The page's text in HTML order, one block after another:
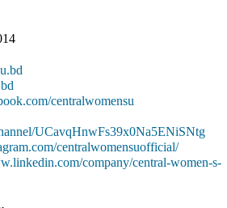
centralwomensu
UCavqHnwFs39x0Na5ENiSNtg
centralwomensuofficial/
company/central-women-s-